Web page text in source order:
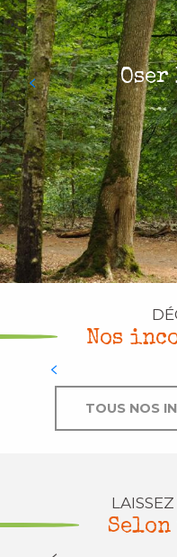
Aller
au
contenu
principal
Nos
La Forêt
TOUS NOS
Selon